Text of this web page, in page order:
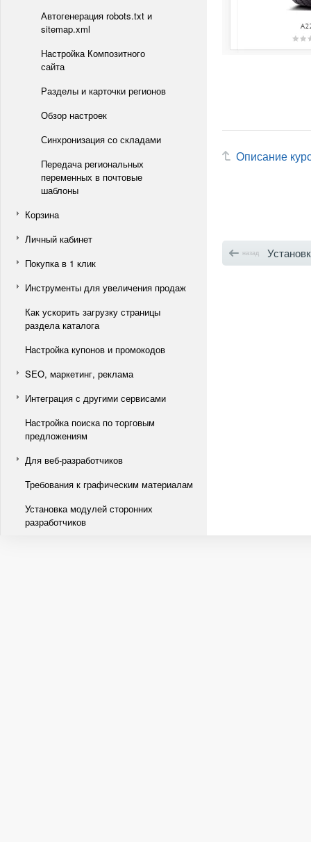
Автогенерация robots.txt и
sitemap.xml
Настройка Композитного
сайта
Разделы и карточки регионов
Обзор настроек
Синхронизация со складами
Передача региональных
переменных в почтовые
шаблоны
Корзина
Личный кабинет
Покупка в 1 клик
Инструменты для увеличения продаж
Как ускорить загрузку страницы
раздела каталога
Настройка купонов и промокодов
SEO, маркетинг, реклама
Интеграция с другими сервисами
Настройка поиска по торговым
предложениям
Для веб-разработчиков
Требования к графическим материалам
Установка модулей сторонних
разработчиков
Описание
назад Установка